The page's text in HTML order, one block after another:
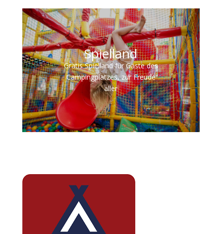
Spielland
Gratis Spielland für Gäste des
Campingplatzes, zur Freude
aller